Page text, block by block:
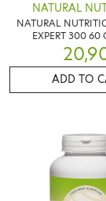
NATURAL
NATURAL
EXPERT 300 60
ADD TO